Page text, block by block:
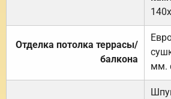
Отделка потолка террасы/
балкона
мм.